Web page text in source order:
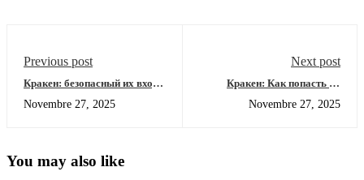
Previous post
Кракен: безопасный их вход
Novembre 27, 2025
Next post
Кракен: Как попасть на
onion 2026
Novembre 27, 2025
You may also like